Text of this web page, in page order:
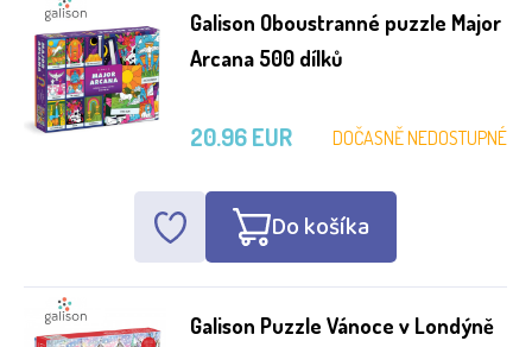
Galison Oboustranné puzzle Major
Arcana 500 dílků
DOČASNĚ NEDOSTUPNÉ
20.96 EUR
Do košíka
Galison Puzzle Vánoce v Londýně